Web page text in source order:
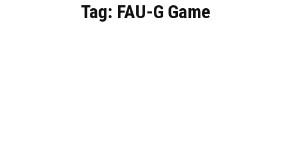
Tag: FAU-G Game